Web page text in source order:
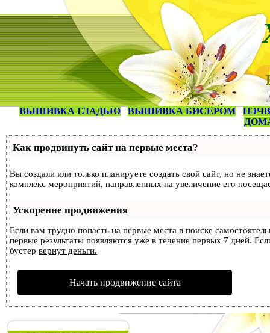
ВЫШИВКА ГЛАДЬЮ ВЫШИВКА БИСЕРОМ
Как продвинуть сайт на первые места?
Вы создали или только планируете создать свой сайт, но не
комплекс мероприятий, направленных на увеличение его
Ускорение продвижения
Если вам трудно попасть на первые места в поиске
первые результаты появляются уже в течение первых 7 дней.
бустер вернут деньги.
Начать продвижение сайта